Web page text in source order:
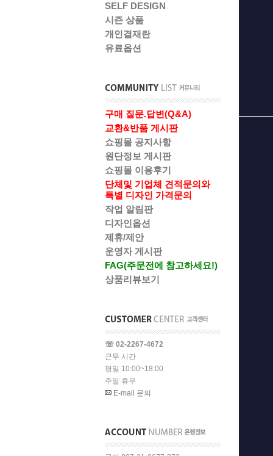
SELF DESIGN
시즌 상품
개인결재란
유료옵션
구매 질문.답변(Q&A)
교환&반품 게시판
쇼핑몰 공지사항
원단정보 게시판
쇼핑몰 이용후기
단체및 기업체 견적문의와
특별 디자인 가격문의
작업 알림판
디자인옵션
제휴/제안
운영자 게시판
FAG(주문전에 참고하세요!)
상품리뷰보기
☏ 02-2267-4672
근무 시간
평일 10:00~18:00
주말 휴무
E-mail 문의